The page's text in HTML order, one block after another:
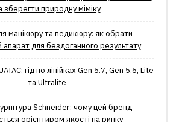
зберегти природну міміку
манікюру та педикюру: як обрати
для бездоганного результату
гід по лінійках Gen 5.7, Gen 5.6, Lite
та Ultralite
Schneider: чому цей бренд
орієнтиром якості на ринку